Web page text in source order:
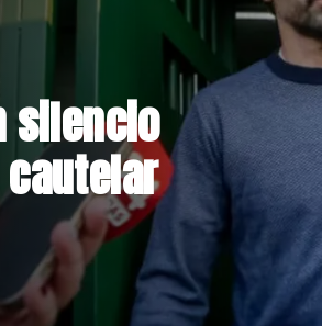
reinicio